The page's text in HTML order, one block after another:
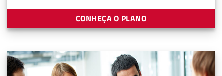
CONHEÇA O PLANO